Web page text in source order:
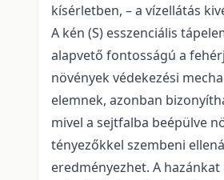
kísérletben, – a vízellátás
A kén (S) esszenciális
alapvető fontosságú a
növények védekezési
elemnek, azonban
mivel a sejtfalba beépülve
tényezőkkel szembeni
eredményezhet. A